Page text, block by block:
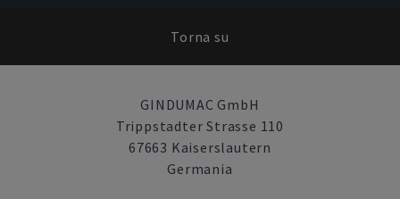
Torna su
GINDUMAC GmbH
Trippstadter Strasse 110
67663 Kaiserslautern
Germania